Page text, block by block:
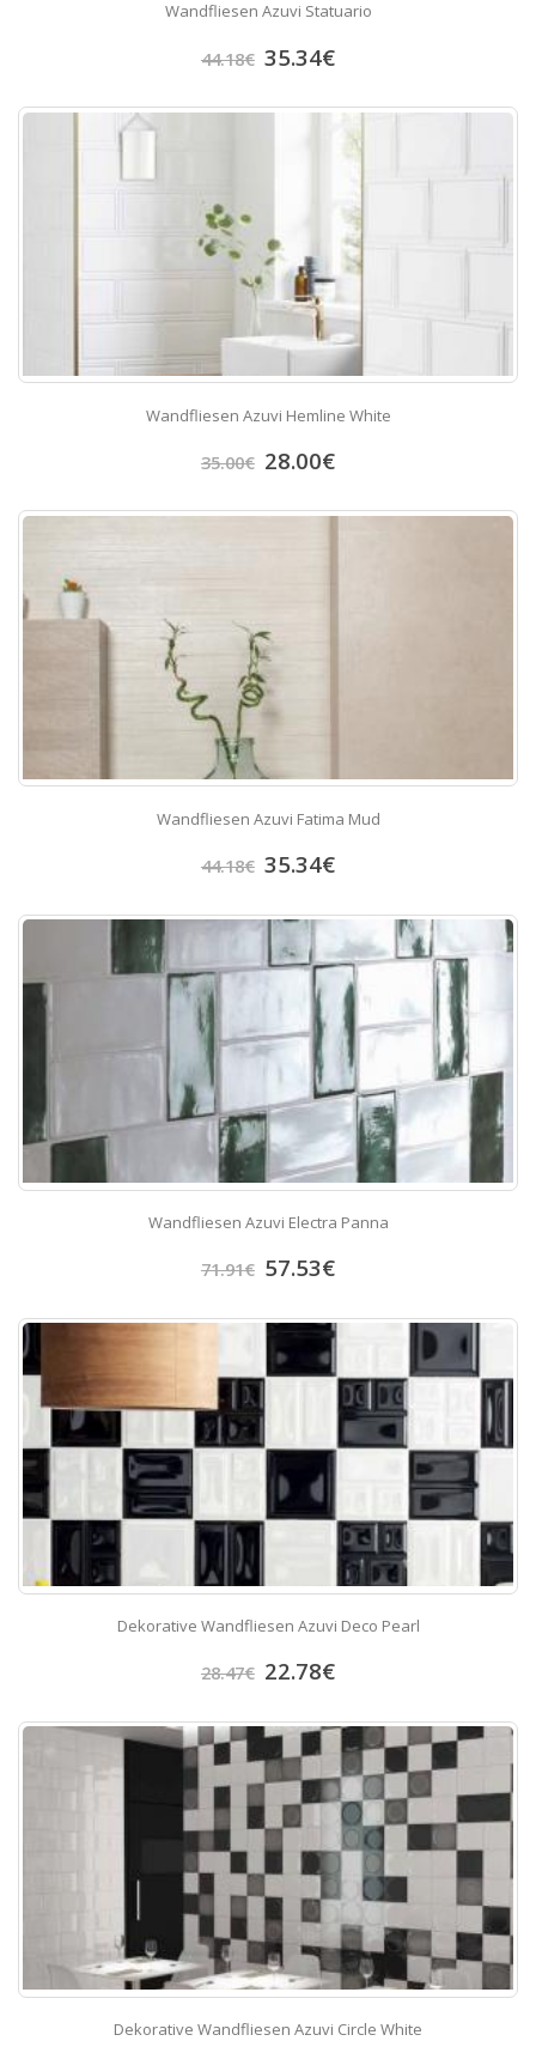
Wandfliesen Azuvi Statuario
44.18€ 35.34€
Wandfliesen Azuvi Hemline White
35.00€ 28.00€
Wandfliesen Azuvi Fatima Mud
44.18€ 35.34€
Wandfliesen Azuvi Electra Panna
71.91€ 57.53€
Dekorative Wandfliesen Azuvi Deco Pearl
28.47€ 22.78€
Dekorative Wandfliesen Azuvi Circle White